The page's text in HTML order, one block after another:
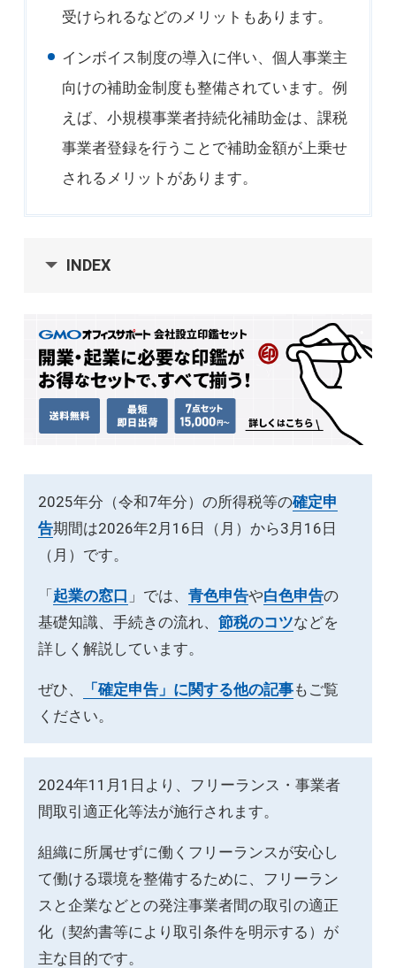
受けられるなどのメリットもあります。
インボイス制度の導入に伴い、個人事業主
向けの補助金制度も整備されています。例
えば、小規模事業者持続化補助金は、課税
事業者登録を行うことで補助金額が上乗せ
されるメリットがあります。
INDEX
2025年分（令和7年分）の所得税等の確定申
告期間は2026年2月16日（月）から3月16日
（月）です。
「起業の窓口 」では、 青色申告や白色申告の
基礎知識、手続きの流れ、 節税のコツなどを
詳しく解説しています。
ぜひ、 「確定申告」に関する他の記事もご覧
ください。
2024年11月1日より、フリーランス・事業者
間取引適正化等法が施行されます。
組織に所属せずに働くフリーランスが安心し
て働ける環境を整備するために、フリーラン
スと企業などとの発注事業者間の取引の適正
化（契約書等により取引条件を明示する）が
主な目的です。